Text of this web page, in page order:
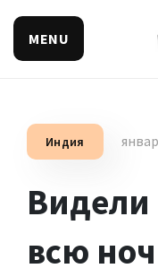
MENU
Индия
Видели
всю